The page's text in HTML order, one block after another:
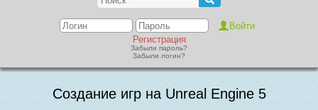
Регистрация
Забыли пароль?
Забыли логин?
Создание игр на Unreal Engine 5